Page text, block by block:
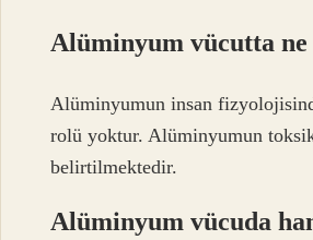
Alüminyum vücutta ne
Alüminyumun insan
rolü yoktur. Alüminyumun toksik
belirtilmektedir.
Alüminyum vücuda